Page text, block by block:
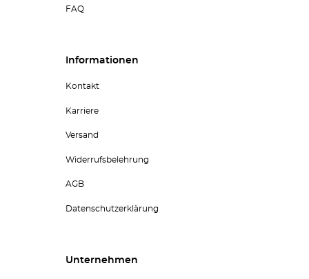
FAQ
Informationen
Kontakt
Karriere
Versand
Widerrufsbelehrung
AGB
Datenschutzerklärung
Unternehmen